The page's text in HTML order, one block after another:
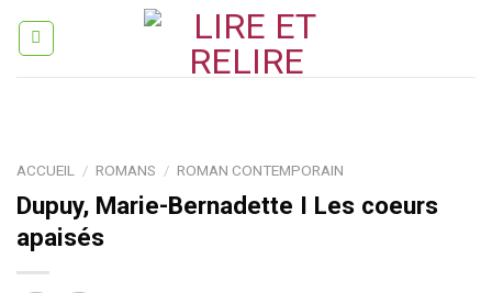
ACCUEIL / ROMANS / ROMAN CONTEMPORAIN
Dupuy, Marie-Bernadette I Les coeurs
apaisés